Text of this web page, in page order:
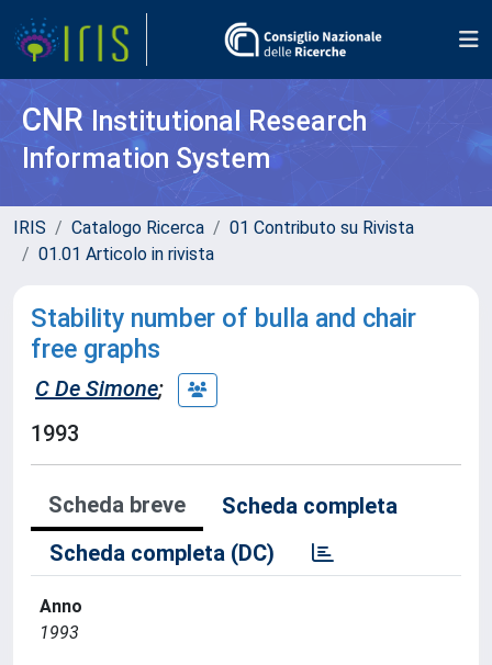
CNR Institutional Research
Information System
IRIS Catalogo Ricerca
01 Contributo su Rivista
01.01 Articolo in rivista
Stability number of bulla and chair
free graphs
C De Simone;
1993
Scheda breve
Scheda completa
Scheda completa (DC)
Anno
1993